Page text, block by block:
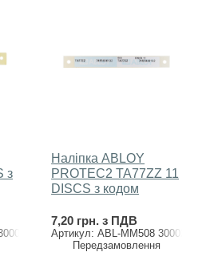
з
11
Наліпка ABLOY
PROTEC2 TA77ZZ 11
DISCS з кодом
7,20 грн. з ПДВ
Артикул: ABL-MM508 3000202
Передзамовлення